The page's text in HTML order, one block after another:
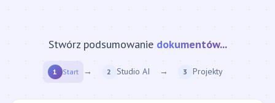
Stwórz podsumowanie strony internetowej...
1 Start → 2 Studio AI → 3 Projekty